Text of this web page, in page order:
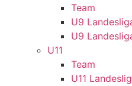
Team
U9
U9
U11
Team
U11